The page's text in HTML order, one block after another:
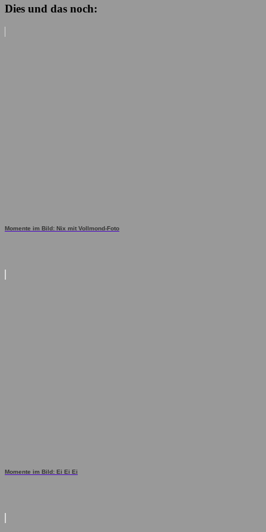
Dies und das noch:
Momente im Bild: Nix mit Vollmond-Foto
Momente im Bild: Ei Ei Ei